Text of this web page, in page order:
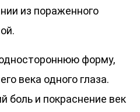
из пораженного
форму,
века одного глаза.
боль и покраснение век